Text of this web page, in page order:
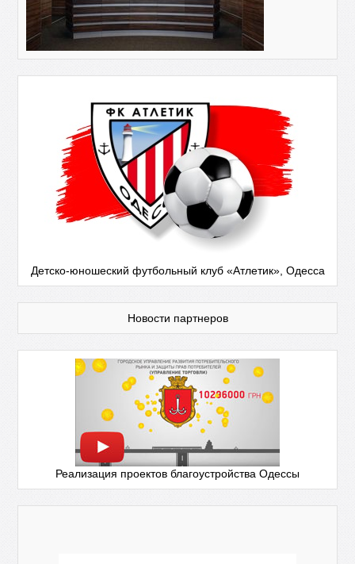
Детско-юношеский футбольный клуб «Атлетик», Одесса
Новости партнеров
Реализация проектов благоустройства Одессы